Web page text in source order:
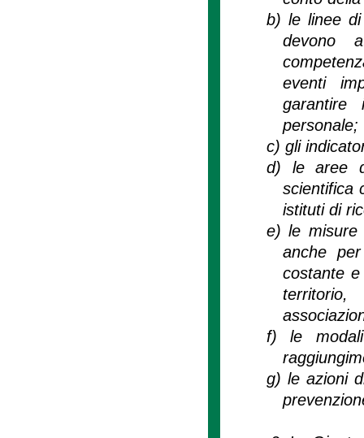
b) le linee
devono
eventi
garantire
personale;
c) gli
d) le aree
scientifica
istituti di
e)le misure
anche
costante
territorio,
f)le
g) le azioni